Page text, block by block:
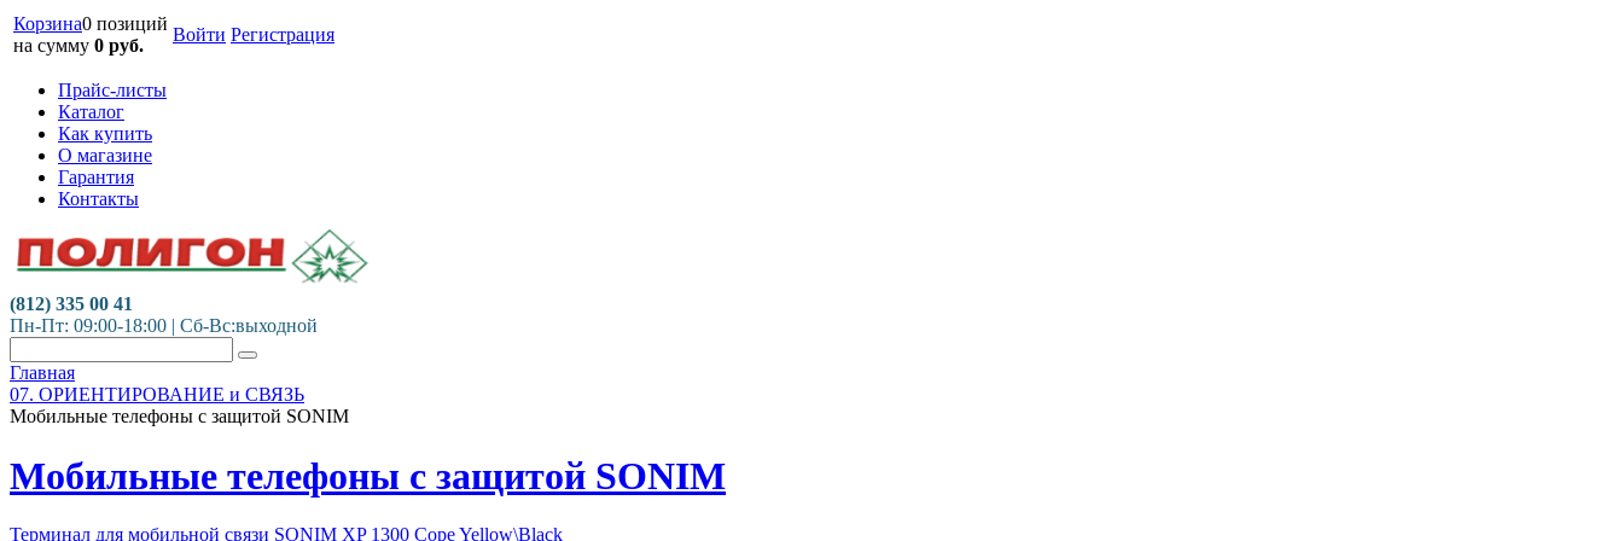
Корзина0 позиций
на сумму 0 руб.
Войти Регистрация
Прайс-листы
Каталог
Как купить
О магазине
Гарантия
Контакты
(812) 335 00 41
Пн-Пт: 09:00-18:00 | Сб-Вс:выходной
Главная
07. ОРИЕНТИРОВАНИЕ и СВЯЗЬ
Мобильные телефоны с защитой SONIM
Мобильные телефоны с защитой SONIM
Терминал для мобильной связи SONIM XP 1300 Cope Yellow\Black